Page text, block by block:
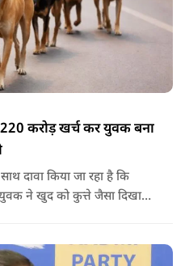
करोड़ खर्च कर युवक बना
दावा किया जा रहा है कि
ने खुद को कुत्ते जैसा दिखाने
चलने और रहने की कोशिश